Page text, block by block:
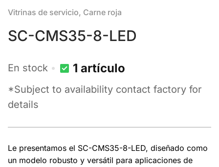
Vitrinas de servicio, Carne roja
SC-CMS35-8-LED
En stock 1 artículo
*Subject to availability contact factory for
details
Le presentamos el SC-CMS35-8-LED, diseñado como
un modelo robusto y versátil para aplicaciones de